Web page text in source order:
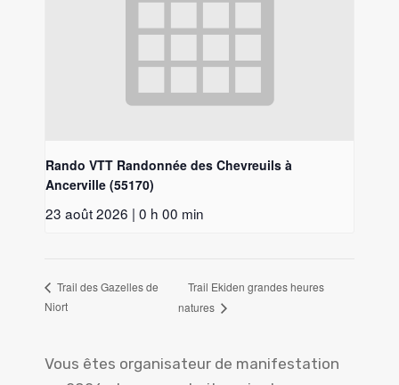
Rando VTT Randonnée des Chevreuils à
Ancerville (55170)
23 août 2026 | 0 h 00 min
Trail des Gazelles de
Niort
Trail Ekiden grandes heures
natures
Vous êtes organisateur de manifestation